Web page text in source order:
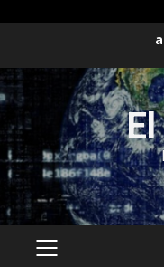
contenido
MENÚ